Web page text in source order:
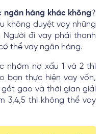
ngân hàng khác không?
không duyệt vay những
đi vay phải thanh
thể vay ngân hàng.
nhóm nợ xấu 1 và 2 thì
bạn thực hiện vay vốn,
gắt gao và thời gian giải
3,4,5 thì không thể vay